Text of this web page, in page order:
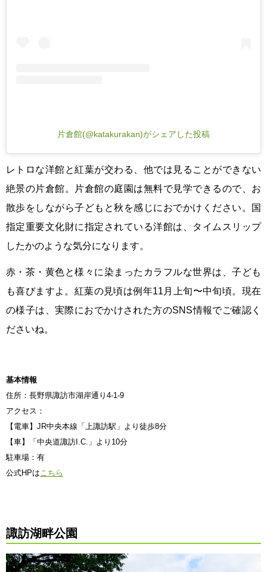
片倉館(@katakurakan)がシェアした投稿
レトロな洋館と紅葉が交わる、他では見ることができない
絶景の片倉館。片倉館の庭園は無料で見学できるので、お
散歩をしながら子どもと秋を感じにおでかけください。国
指定重要文化財に指定されている洋館は、タイムスリップ
したかのような気分になります。
赤・茶・黄色と様々に染まったカラフルな世界は、子ども
も喜びますよ。紅葉の見頃は例年11月上旬〜中旬頃。現在
の様子は、実際におでかけされた方のSNS情報でご確認く
ださいね。
基本情報
住所：長野県諏訪市湖岸通り4-1-9
アクセス：
【電車】JR中央本線「上諏訪駅」より徒歩8分
【車】「中央道諏訪I.C.」より10分
駐車場：有
公式HPは こちら
諏訪湖畔公園